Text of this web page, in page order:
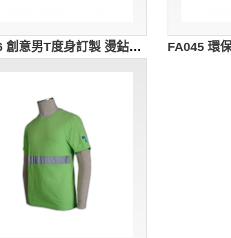
FA046 創意男T度身訂製 燙鉆修身TEE T恤搭配 T恤批發商